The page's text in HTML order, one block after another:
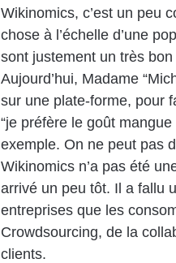
Wikinomics, c’est un peu
chose à l’échelle d’une
sont justement un très
Aujourd’hui, Madame
sur une plate-forme, pour
“je préfère le goût
exemple. On ne peut pas
Wikinomics n’a pas été
arrivé un peu tôt. Il a fallu
entreprises que les
Crowdsourcing, de la
clients.